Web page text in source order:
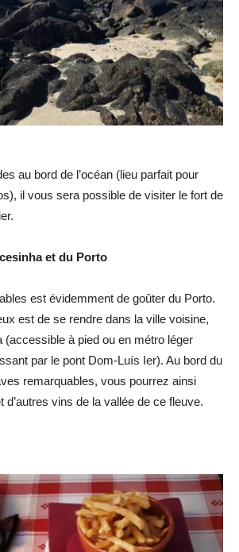
au bord de l’océan (lieu parfait pour
il vous sera possible de visiter le fort de
et du Porto
est évidemment de goûter du Porto.
est de se rendre dans la ville voisine,
(accessible à pied ou en métro léger
par le pont Dom-Luís Ier). Au bord du
remarquables, vous pourrez ainsi
d’autres vins de la vallée de ce fleuve.